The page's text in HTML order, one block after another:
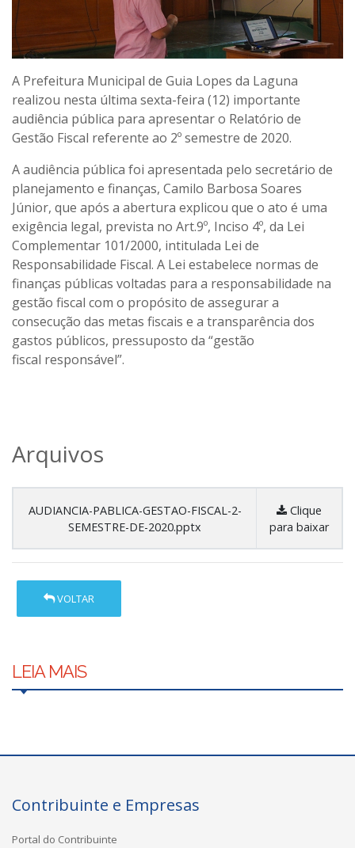
A Prefeitura Municipal de Guia Lopes da Laguna
realizou nesta última sexta-feira (12) importante
audiência pública para apresentar o Relatório de
Gestão Fiscal referente ao 2º semestre de 2020.
A audiência pública foi apresentada pelo secretário de
planejamento e finanças, Camilo Barbosa Soares
Júnior, que após a abertura explicou que o ato é uma
exigência legal, prevista no Art.9º, Inciso 4º, da Lei
Complementar 101/2000, intitulada Lei de
Responsabilidade Fiscal. A Lei estabelece normas de
finanças públicas voltadas para a responsabilidade na
gestão fiscal com o propósito de assegurar a
consecução das metas fiscais e a transparência dos
gastos públicos, pressuposto da “gestão
fiscal responsável”.
Arquivos
AUDIANCIA-PABLICA-GESTAO-FISCAL-2-
SEMESTRE-DE-2020.pptx
Clique
para baixar
VOLTAR
LEIA MAIS
Contribuinte e Empresas
Portal do Contribuinte